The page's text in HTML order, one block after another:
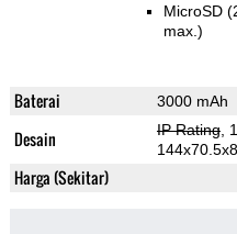
MicroSD
max.)
Baterai 3000 mAh
Desain IP Rating,
Harga (Sekitar)